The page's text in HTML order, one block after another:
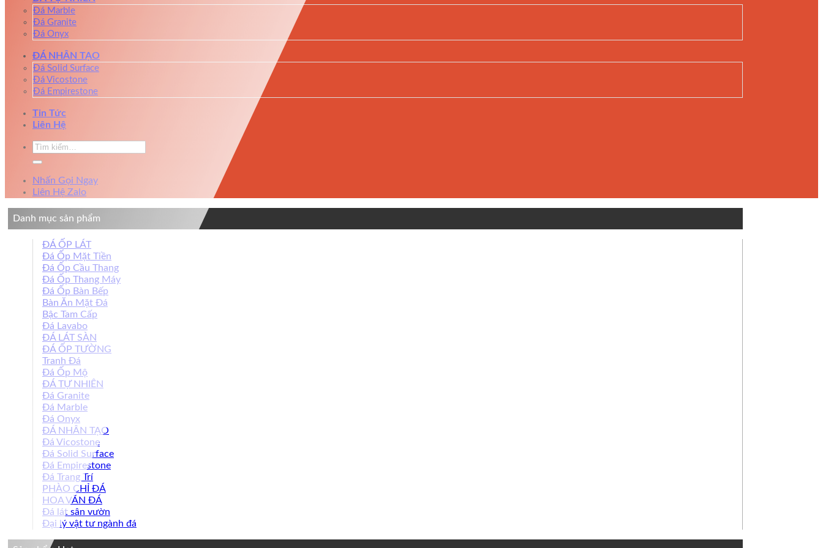
Đá Marble
Đá Granite
Đá Onyx
ĐÁ NHÂN TẠO
Đá Solid Surface
Đá Vicostone
Đá Empirestone
Tin Tức
Liên Hệ
Tìm
Nhấn Gọi Ngay
Liên Hệ Zalo
Danh mục sản phẩm
ĐÁ ỐP LÁT
Đá Ốp Mặt Tiền
Đá Ốp Cầu Thang
Đá Ốp Thang Máy
Đá Ốp Bàn Bếp
Bàn Ăn Mặt Đá
Bậc Tam Cấp
Đá Lavabo
ĐÁ LÁT SÀN
ĐÁ ỐP TƯỜNG
Tranh Đá
Đá Ốp Mộ
ĐÁ TỰ NHIÊN
Đá Granite
Đá Marble
Đá Onyx
ĐÁ NHÂN TẠO
Đá Vicostone
Đá Solid Surface
Đá Empirestone
Đá Trang Trí
PHÀO CHỈ ĐÁ
HOA VĂN ĐÁ
Đá lát sân vườn
Đại lý vật tư ngành đá